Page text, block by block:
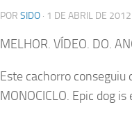
POR SIDO · 1 DE ABRIL DE 2012
MELHOR. VÍDEO. DO.
Este cachorro
MONOCICLO. Epic dog is